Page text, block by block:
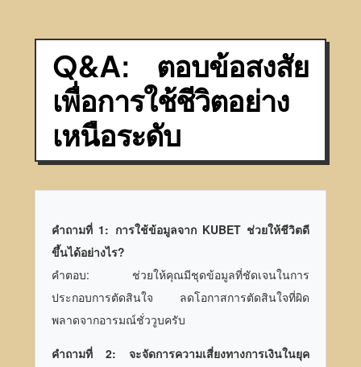
Q&A: ตอบข้อสงสัย
เพื่อการใช้ชีวิตอย่าง
เหนือระดับ
คำถามที่ 1: การใช้ข้อมูลจาก KUBET ช่วยให้ชีวิตดี
ขึ้นได้อย่างไร?
คำตอบ: ช่วยให้คุณมีชุดข้อมูลที่ชัดเจนในการ
ประกอบการตัดสินใจ ลดโอกาสการตัดสินใจที่ผิด
พลาดจากอารมณ์ชั่ววูบครับ
คำถามที่ 2: จะจัดการความเสี่ยงทางการเงินในยุค